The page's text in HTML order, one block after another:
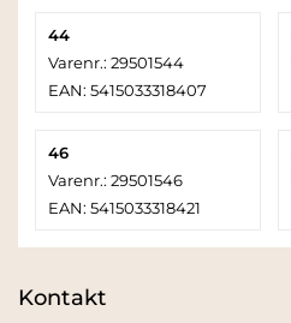
44
Varenr.: 29501544
EAN: 5415033318407
46
Varenr.: 29501546
EAN: 5415033318421
Kontakt